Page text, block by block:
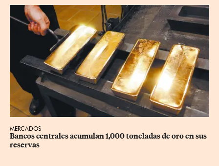
MERCADOS
Bancos centrales acumulan 1,000 toneladas de oro en sus
reservas